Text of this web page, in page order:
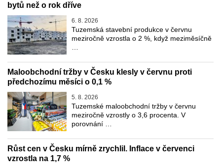
bytů než o rok dříve
6. 8. 2026
Tuzemská stavební produkce v červnu
meziročně vzrostla o 2 %, když meziměsíčně
Maloobchodní tržby v Česku klesly v červnu proti
předchozímu měsíci o 0,1 %
5. 8. 2026
Tuzemské maloobchodní tržby v červnu
meziročně vzrostly o 3,6 procenta. V
porovnání …
Růst cen v Česku mírně zrychlil. Inflace v červenci
vzrostla na 1,7 %